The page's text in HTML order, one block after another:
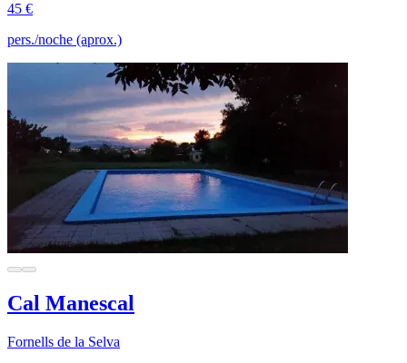
45 €
pers./noche (aprox.)
Cal Manescal
Fornells de la Selva